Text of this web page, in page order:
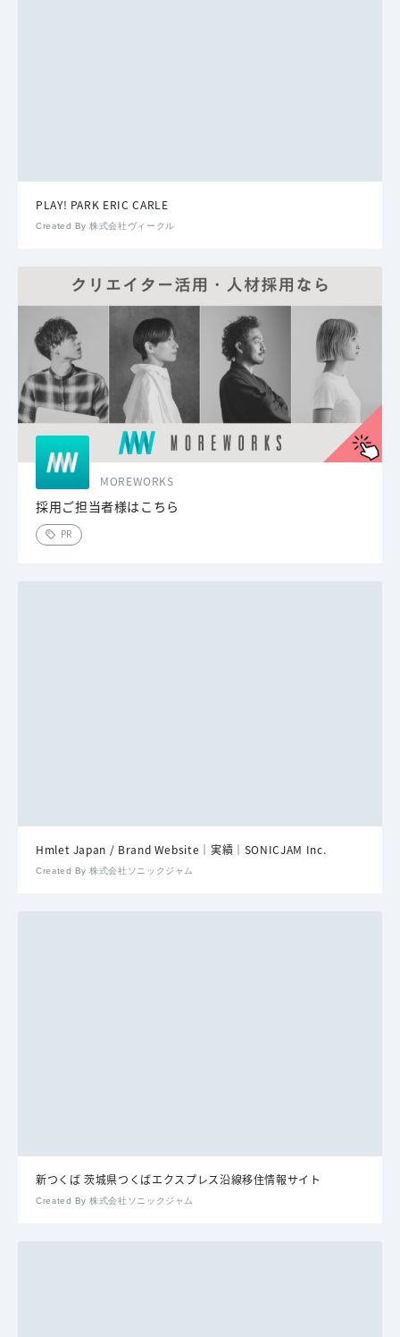
PLAY! PARK ERIC CARLE
Created By 株式会社ヴィークル
MOREWORKS
採用ご担当者様はこちら
PR
Hmlet Japan / Brand Website｜実績｜SONICJAM Inc.
Created By 株式会社ソニックジャム
新つくば 茨城県つくばエクスプレス沿線移住情報サイト
Created By 株式会社ソニックジャム